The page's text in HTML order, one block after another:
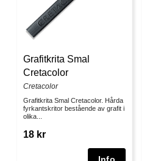
Grafitkrita Smal
Cretacolor
Cretacolor
Grafitkrita Smal Cretacolor. Hårda
fyrkantskritor bestående av grafit i
olika...
18 kr